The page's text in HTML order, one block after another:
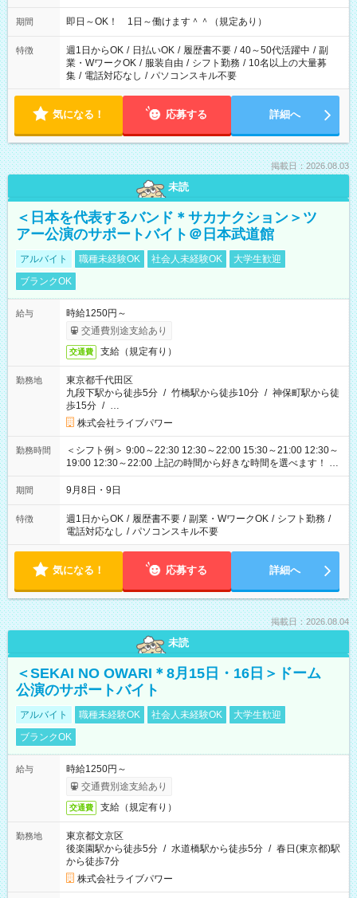
期間 即日～OK！ 1日～働けます＾＾（規定あり）
特徴 週1日からOK / 日払いOK / 履歴書不要 / 40～50代活躍中 / 副
業・WワークOK / 服装自由 / シフト勤務 / 10名以上の大量募
集 / 電話対応なし / パソコンスキル不要
気になる！ 応募する 詳細へ
掲載日：2026.08.03
未読
＜日本を代表するバンド＊サカナクション＞ツ
アー公演のサポートバイト＠日本武道館
アルバイト 職種未経験OK 社会人未経験OK
大学生歓迎
ブランクOK
給与
時給1250円～
交通費別途支給あり
交通費 支給（規定有り）
勤務地
東京都千代田区
九段下駅から徒歩5分 / 竹橋駅から徒歩10分 / 神保町駅から徒
歩15分 / …
株式会社ライブパワー
勤務時間
＜シフト例＞ 9:00～22:30 12:30～22:00 15:30～21:00 12:30～
19:00 12:30～22:00 上記の時間から好きな時間を選べます！ ※
時間は変更となる可能性があります
期間 9月8日・9日
特徴 週1日からOK / 履歴書不要 / 副業・WワークOK / シフト勤務 /
電話対応なし / パソコンスキル不要
気になる！ 応募する 詳細へ
掲載日：2026.08.04
未読
＜SEKAI NO OWARI＊8月15日・16日＞ドーム
公演のサポートバイト
アルバイト 職種未経験OK 社会人未経験OK
大学生歓迎
ブランクOK
給与
時給1250円～
交通費別途支給あり
交通費 支給（規定有り）
勤務地
東京都文京区
後楽園駅から徒歩5分 / 水道橋駅から徒歩5分 / 春日(東京都)駅
から徒歩7分
株式会社ライブパワー